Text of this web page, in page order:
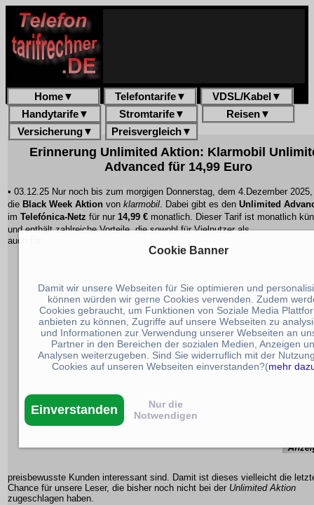
Home▼ Telefontarife▼ VDSL/Kabel ▼
Handytarife▼ Stromtarife▼ Reisen▼
Versicherung▼ Preisvergleich▼
Erinnerung Unlimited Aktion: Klarmobil
Advanced für 14,99 Euro
• 03.12.25 Nur noch bis zum morgigen Donnerstag, dem 4.Dezember
die Black Week Aktion von klarmobil. Dabei gibt es den Unlimited
im Telefónica-Netz für nur 14,99 € monatlich. Dieser Tarif ist monatlich
und enthält zahlreiche Vorteile, die sowohl für Vielnutzer als
auch für
preisbewusste Kunden interessant sind. Damit ist dieses vielleicht die
Chance für unsere Leser, die bisher noch nicht bei der Unlimited Aktion
zugeschlagen haben.
Cookie Banner
Damit wir unsere Webseiten für Sie optimieren und
können würden wir gerne Cookies verwenden. Zudem
Cookies gebraucht, um Funktionen von Soziale Media
anbieten zu können, Zugriffe auf unsere Webseiten zu
und Informationen zur Verwendung unserer Webseiten an
Partner in den Bereichen der sozialen Medien, Anzeigen
Analysen weiterzugeben. Sind Sie widerruflich mit der
Cookies auf unseren Webseiten einverstanden?(mehr
Einverstanden
Nur die
Notwendigen